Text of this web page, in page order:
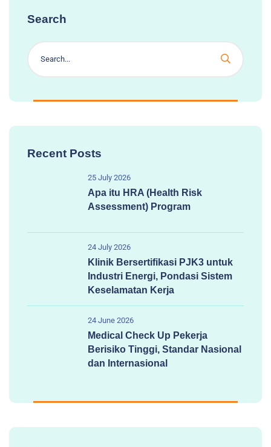
Search
Recent Posts
25 July 2026
Apa itu HRA (Health Risk
Assessment) Program
24 July 2026
Klinik Bersertifikasi PJK3 untuk
Industri Energi, Pondasi Sistem
Keselamatan Kerja
24 June 2026
Medical Check Up Pekerja
Berisiko Tinggi, Standar Nasional
dan Internasional